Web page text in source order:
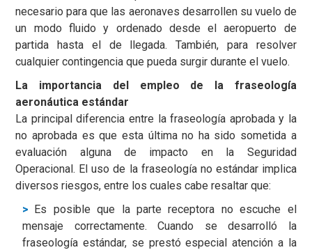
necesario para que las aeronaves desarrollen su vuelo de
un modo fluido y ordenado desde el aeropuerto de
partida hasta el de llegada. También, para resolver
cualquier contingencia que pueda surgir durante el vuelo.
La importancia del empleo de la fraseología
aeronáutica estándar
La principal diferencia entre la fraseología aprobada y la
no aprobada es que esta última no ha sido sometida a
evaluación alguna de impacto en la Seguridad
Operacional. El uso de la fraseología no estándar implica
diversos riesgos, entre los cuales cabe resaltar que:
Es posible que la parte receptora no escuche el
mensaje correctamente. Cuando se desarrolló la
fraseología estándar, se prestó especial atención a la